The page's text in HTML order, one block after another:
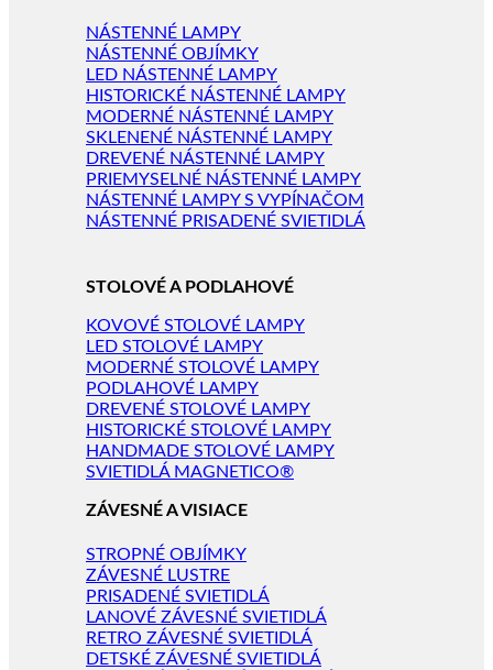
NÁSTENNÉ LAMPY
NÁSTENNÉ OBJÍMKY
LED NÁSTENNÉ LAMPY
HISTORICKÉ NÁSTENNÉ LAMPY
MODERNÉ NÁSTENNÉ LAMPY
SKLENENÉ NÁSTENNÉ LAMPY
DREVENÉ NÁSTENNÉ LAMPY
PRIEMYSELNÉ NÁSTENNÉ LAMPY
NÁSTENNÉ LAMPY S VYPÍNAČOM
NÁSTENNÉ PRISADENÉ SVIETIDLÁ
STOLOVÉ A PODLAHOVÉ
KOVOVÉ STOLOVÉ LAMPY
LED STOLOVÉ LAMPY
MODERNÉ STOLOVÉ LAMPY
PODLAHOVÉ LAMPY
DREVENÉ STOLOVÉ LAMPY
HISTORICKÉ STOLOVÉ LAMPY
HANDMADE STOLOVÉ LAMPY
SVIETIDLÁ MAGNETICO®
ZÁVESNÉ A VISIACE
STROPNÉ OBJÍMKY
ZÁVESNÉ LUSTRE
PRISADENÉ SVIETIDLÁ
LANOVÉ ZÁVESNÉ SVIETIDLÁ
RETRO ZÁVESNÉ SVIETIDLÁ
DETSKÉ ZÁVESNÉ SVIETIDLÁ